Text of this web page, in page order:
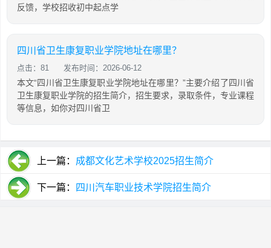
反馈，学校招收初中起点学
四川省卫生康复职业学院地址在哪里？
点击：81 发布时间：2026-06-12
本文“四川省卫生康复职业学院地址在哪里？”主要介绍了四川省
卫生康复职业学院的招生简介，招生要求，录取条件，专业课程
等信息，如你对四川省卫
上一篇： 成都文化艺术学校2025招生简介
下一篇： 四川汽车职业技术学院招生简介